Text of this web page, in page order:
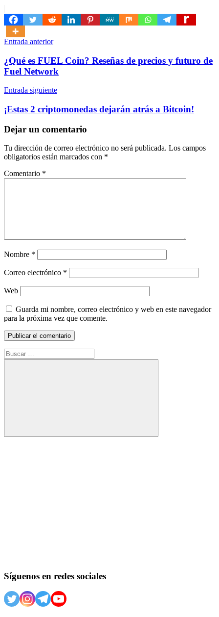
Navegación
de
entradas
Entrada anterior
¿Qué es FUEL Coin? Reseñas de precios y futuro de
Fuel Network
Entrada siguiente
¡Estas 2 criptomonedas dejarán atrás a Bitcoin!
Dejar un comentario
Tu dirección de correo electrónico no será publicada. Los campos
obligatorios están marcados con *
Comentario *
Nombre *
Correo electrónico *
Web
Guarda mi nombre, correo electrónico y web en este navegador
para la próxima vez que comente.
Buscar:
Buscar
Síguenos en redes sociales